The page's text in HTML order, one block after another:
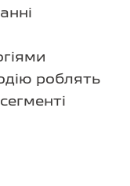
роблять